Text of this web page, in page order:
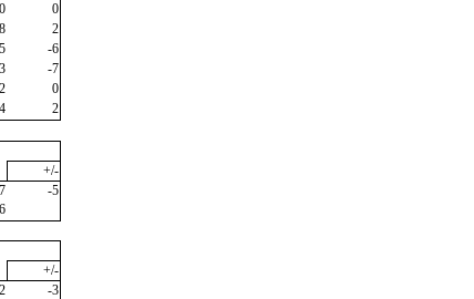
0
0
8
2
5
-6
-7
2
0
4
2
+/-
-5
+/-
2
-3